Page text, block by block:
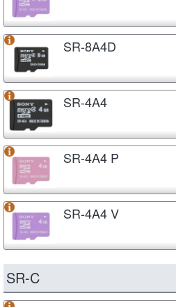
SR-8A4D
SR-4A4
SR-4A4 P
SR-4A4 V
SR-C